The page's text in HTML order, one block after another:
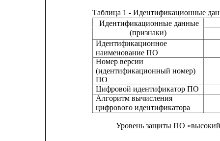
Таблица 1 - Идентификационные
Идентификационные данные
(признаки)
Идентификационное
наименование ПО
Номер версии
(идентификационный номер)
ПО
Цифровой идентификатор ПО
Алгоритм вычисления
цифрового идентификатора
Уровень защиты ПО